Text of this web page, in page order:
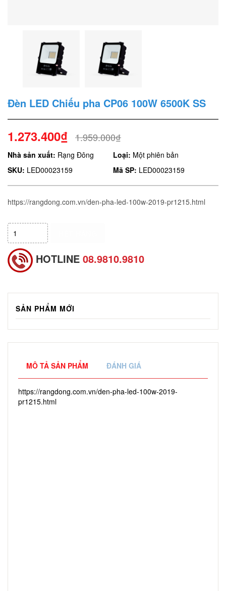
Đèn LED Chiếu pha CP06 100W 6500K SS
1.273.400₫ 1.959.000₫
Nhà sản xuất: Rạng Đông Loại: Một phiên bản
SKU: LED00023159 Mã SP: LED00023159
https://rangdong.com.vn/den-pha-led-100w-2019-pr1215.html
HOTLINE 08.9810.9810
SẢN PHẨM MỚI
MÔ TẢ SẢN PHẨM ĐÁNH GIÁ
https://rangdong.com.vn/den-pha-led-100w-2019-
pr1215.html